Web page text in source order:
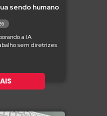
sendo humano
a IA
sem diretrizes